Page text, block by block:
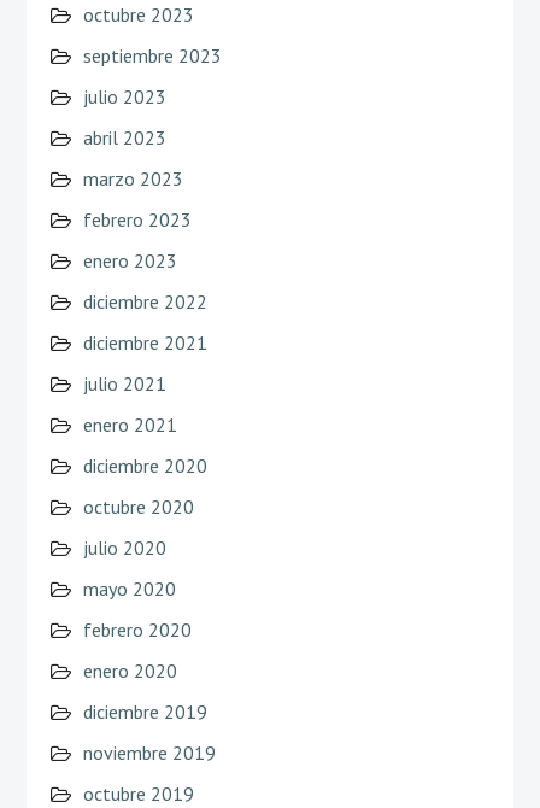
octubre 2023
septiembre 2023
julio 2023
abril 2023
marzo 2023
febrero 2023
enero 2023
diciembre 2022
diciembre 2021
julio 2021
enero 2021
diciembre 2020
octubre 2020
julio 2020
mayo 2020
febrero 2020
enero 2020
diciembre 2019
noviembre 2019
octubre 2019